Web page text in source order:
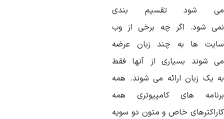
شود تقسیم
بندی
شود.اگر چه برخی از
وب
ها به چند زبان
عرضه
شوند بسیاری از آنها
فقط
یک زبان ارائه می شوند. همه
های کامپیوتری
همه
خاص و متون دو سویه